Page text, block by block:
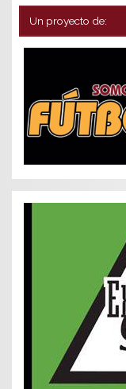
Un proyecto de: